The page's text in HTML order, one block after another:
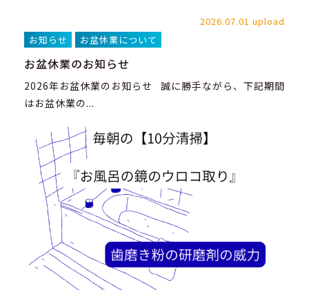
2026.07.01 upload
お知らせ
お盆休業について
お盆休業のお知らせ
2026年お盆休業のお知らせ 誠に勝手ながら、下記期間
はお盆休業の...